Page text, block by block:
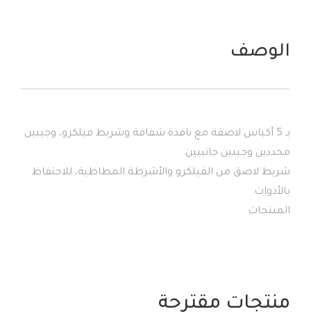
الوصف
بـ 5 أكياس لاصقة مع نافذة شفافة وشريط فيلكرو، وجيبين
محددين وجيبين جانبيين.
شريط لاصق من الفيلكرو والأشرطة المطاطية، للاحتفاظ
بالأدوات.
المنتجات
منتجات مقترحة